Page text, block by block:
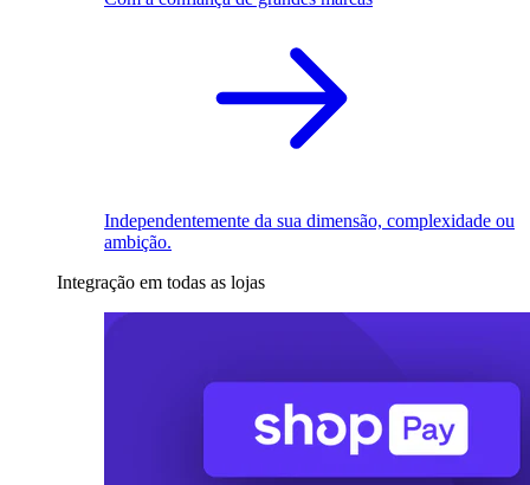
Independentemente da sua dimensão, complexidade ou
ambição.
Integração em todas as lojas